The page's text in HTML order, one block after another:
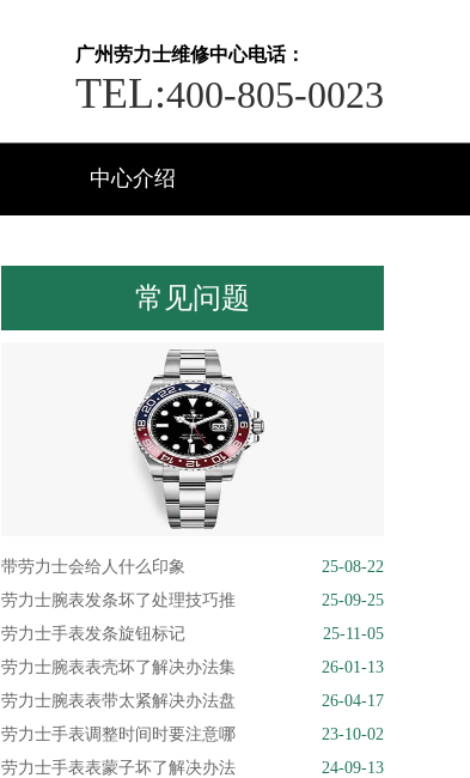
广州劳力士维修中心电话：
TEL:400-805-0023
中心介绍
常见问题
带劳力士会给人什么印象
25-08-22
劳力士腕表发条坏了处理技巧推
25-09-25
劳力士手表发条旋钮标记
25-11-05
劳力士腕表表壳坏了解决办法集
26-01-13
劳力士腕表表带太紧解决办法盘
26-04-17
劳力士手表调整时间时要注意哪
23-10-02
劳力士手表表蒙子坏了解决办法
24-09-13